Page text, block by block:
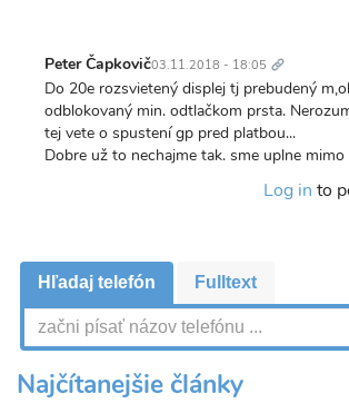
Peter Čapkovič03.11.2018 - 18:05 odkaz
Do 20e rozsvietený displej tj prebudený
odblokovaný min. odtlačkom prsta.
tej vete o spustení gp pred platbou...
Dobre už to nechajme tak. sme uplne mimo
Log in to
Hľadaj telefón Fulltext
Najčítanejšie články